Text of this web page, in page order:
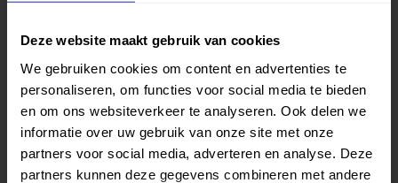
Deze website maakt gebruik van cookies
We gebruiken cookies om content en advertenties te
personaliseren, om functies voor social media te bieden
en om ons websiteverkeer te analyseren. Ook delen we
informatie over uw gebruik van onze site met onze
partners voor social media, adverteren en analyse. Deze
partners kunnen deze gegevens combineren met andere
Verder lezen over